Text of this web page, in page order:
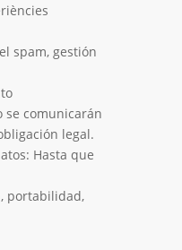
spam, gestión
se comunicarán
legal.
Hasta que
portabilidad,